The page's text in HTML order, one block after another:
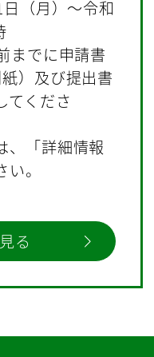
（月）～令和
までに申請書
）及び提出書
てくださ
、「詳細情報
。
る